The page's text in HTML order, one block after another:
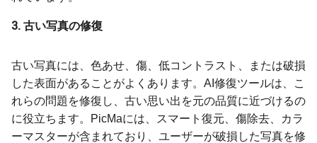
3. 古い写真の修復
古い写真には、色あせ、傷、低コントラスト、または破損
した表面があることがよくあります。AI修復ツールは、こ
れらの問題を修復し、古い思い出を元の品質に近づけるの
に役立ちます。PicMaには、スマート復元、傷除去、カラ
ーマスターが含まれており、ユーザーが破損した写真を修